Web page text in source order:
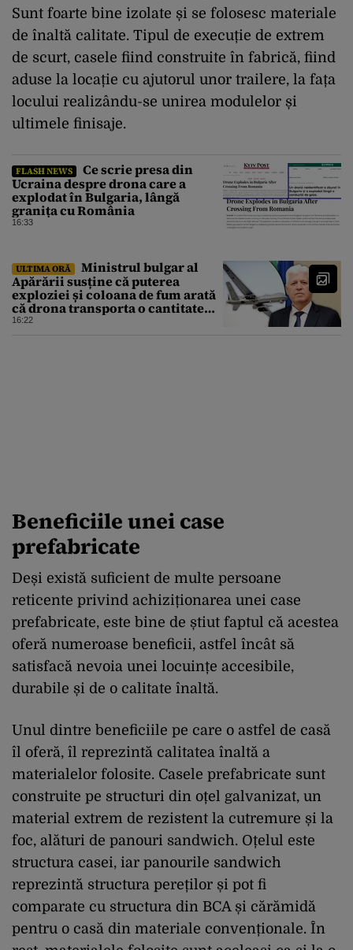
Sunt foarte bine izolate și se folosesc materiale
de înaltă calitate. Tipul de execuție de extrem
de scurt, casele fiind construite în fabrică, fiind
aduse la locație cu ajutorul unor trailere, la fața
locului realizându-se unirea modulelor și
ultimele finisaje.
FLASH NEWS
Ce scrie presa din
Ucraina despre drona care a
explodat în Bulgaria, lângă
granița cu România
16:33
ULTIMA ORĂ
Ministrul bulgar al
Apărării susține că puterea
exploziei și coloana de fum arată
că drona transporta o cantitate
semnificativă de exploziv
16:22
Beneficiile unei case
prefabricate
Deși există suficient de multe persoane
reticente privind achiziționarea unei case
prefabricate, este bine de știut faptul că acestea
oferă numeroase beneficii, astfel încât să
satisfacă nevoia unei locuințe accesibile,
durabile și de o calitate înaltă.
Unul dintre beneficiile pe care o astfel de casă
îl oferă, îl reprezintă calitatea înaltă a
materialelor folosite. Casele prefabricate sunt
construite pe structuri din oțel galvanizat, un
material extrem de rezistent la cutremure și la
foc, alături de panouri sandwich. Oțelul este
structura casei, iar panourile sandwich
reprezintă structura pereților și pot fi
comparate cu structura din BCA și cărămidă
pentru o casă din materiale convenționale. În